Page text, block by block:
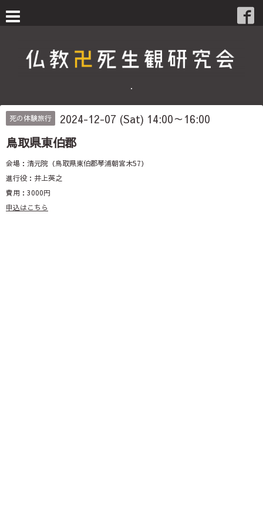
・
死の体験旅行 2024-12-07 (Sat) 14:00～16:00
鳥取県東伯郡
会場：清元院（鳥取県東伯郡琴浦朝宮木57）
進行役：井上英之
費用：3000円
申込はこちら